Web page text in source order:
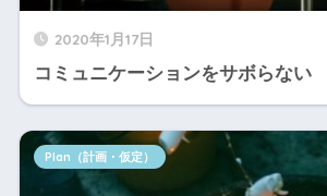
2020年1月17日
コミュニケーションをサボらない
Plan（計画・仮定）